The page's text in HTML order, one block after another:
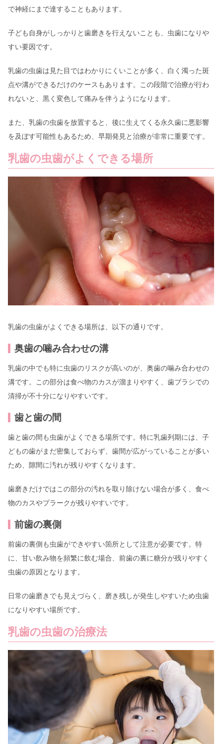
で神経にまで達することもあります。
子ども自身がしっかりと歯磨きを行えないことも、虫歯になりや
すい要因です。
乳歯の虫歯は見た目ではわかりにくいことが多く、白く濁った斑
点や溝ができるだけのケースもあります。この段階で治療が行わ
れないと、黒く変色して痛みを伴うようになります。
また、乳歯の虫歯を放置すると、後に生えてくる永久歯に悪影響
を及ぼす可能性もあるため、早期発見と治療が非常に重要です。
乳歯の虫歯がよくできる場所
乳歯の虫歯がよくできる場所は、以下の通りです。
奥歯の噛み合わせの溝
乳歯の中でも特に虫歯のリスクが高いのが、奥歯の噛み合わせの
溝です。この部分は食べ物のカスが溜まりやすく、歯ブラシでの
清掃が不十分になりやすいです。
歯と歯の間
歯と歯の間も虫歯がよくできる場所です。特に乳歯列期には、子
どもの歯がまだ密集しておらず、歯間が広がっていることが多い
ため、隙間に汚れが残りやすくなります。
歯磨きだけではこの部分の汚れを取り除けない場合が多く、食べ
物のカスやプラークが残りやすいです。
前歯の裏側
前歯の裏側も虫歯ができやすい箇所として注意が必要です。特
に、甘い飲み物を頻繁に飲む場合、前歯の裏に糖分が残りやすく
虫歯の原因となります。
日常の歯磨きでも見えづらく、磨き残しが発生しやすいため虫歯
になりやすい場所です。
乳歯の虫歯の治療法